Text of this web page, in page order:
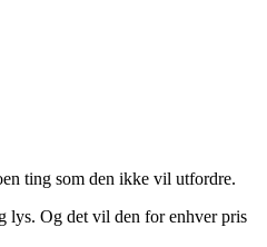
ting som den ikke vil utfordre.
lys. Og det vil den for enhver pris